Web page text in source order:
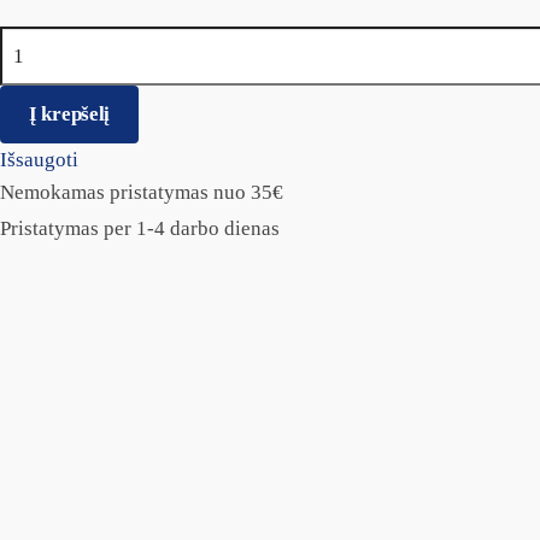
Į krepšelį
Išsaugoti
Nemokamas pristatymas nuo 35€
Pristatymas per 1-4 darbo dienas